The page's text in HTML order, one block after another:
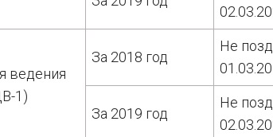
ведения
1)
За 2018 год
Не
За 2019 год
Не